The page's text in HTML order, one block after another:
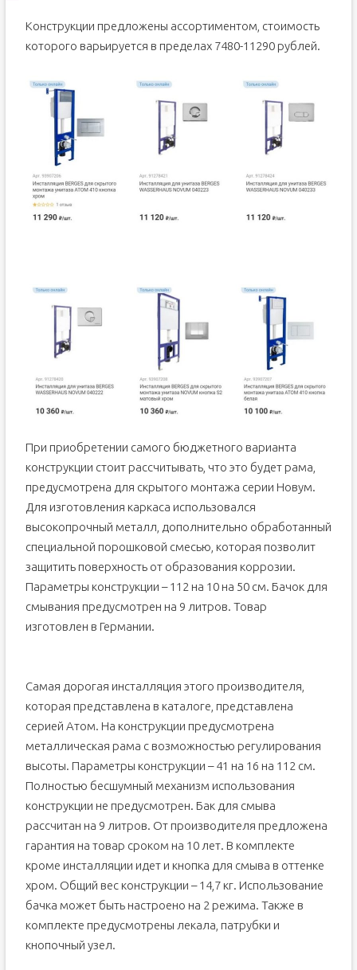
Конструкции предложены ассортиментом, стоимость
которого варьируется в пределах 7480-11290 рублей.
При приобретении самого бюджетного варианта
конструкции стоит рассчитывать, что это будет рама,
предусмотрена для скрытого монтажа серии Новум.
Для изготовления каркаса использовался
высокопрочный металл, дополнительно обработанный
специальной порошковой смесью, которая позволит
защитить поверхность от образования коррозии.
Параметры конструкции – 112 на 10 на 50 см. Бачок для
смывания предусмотрен на 9 литров. Товар
изготовлен в Германии.
Самая дорогая инсталляция этого производителя,
которая представлена в каталоге, представлена
серией Атом. На конструкции предусмотрена
металлическая рама с возможностью регулирования
высоты. Параметры конструкции – 41 на 16 на 112 см.
Полностью бесшумный механизм использования
конструкции не предусмотрен. Бак для смыва
рассчитан на 9 литров. От производителя предложена
гарантия на товар сроком на 10 лет. В комплекте
кроме инсталляции идет и кнопка для смыва в оттенке
хром. Общий вес конструкции – 14,7 кг. Использование
бачка может быть настроено на 2 режима. Также в
комплекте предусмотрены лекала, патрубки и
кнопочный узел.